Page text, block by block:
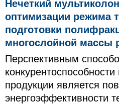
Нечеткий
оптимизации режима
подготовки
многослойной массы
Перспективным
продукции является
энергоэффективности